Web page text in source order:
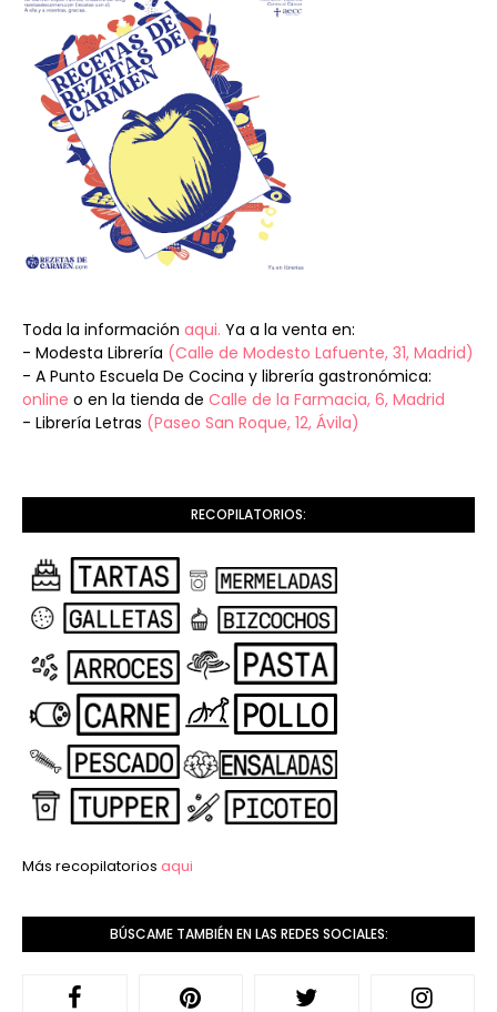
Toda la información aqui. Ya a la venta en:
- Modesta Librería (Calle de Modesto Lafuente, 31, Madrid)
- A Punto Escuela De Cocina y librería gastronómica:
online o en la tienda de Calle de la Farmacia, 6, Madrid
- Librería Letras (Paseo San Roque, 12, Ávila)
RECOPILATORIOS:
Más recopilatorios aqui
BÚSCAME TAMBIÉN EN LAS REDES SOCIALES: